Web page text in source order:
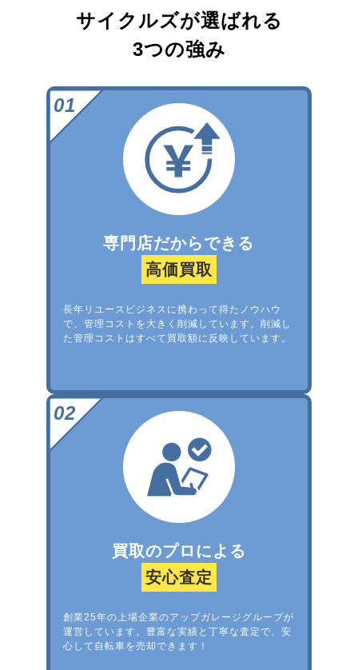
サイクルズが選ばれる
3つの強み
専門店だからできる
高価買取
長年リユースビジネスに携わって得たノウハウ
で、管理コストを大きく削減しています。削減し
た管理コストはすべて買取額に反映しています。
買取のプロによる
安心査定
創業25年の上場企業のアップガレージグループが
運営しています。豊富な実績と丁寧な査定で、安
心して自転車を売却できます！